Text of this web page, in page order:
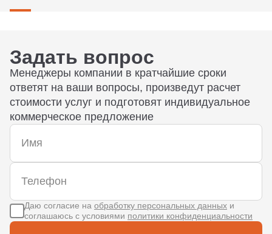
Задать вопрос
Менеджеры компании в кратчайшие сроки
ответят на ваши вопросы, произведут расчет
стоимости услуг и подготовят индивидуальное
коммерческое предложение
Даю согласие на обработку персональных данных и
соглашаюсь с условиями политики конфиденциальности